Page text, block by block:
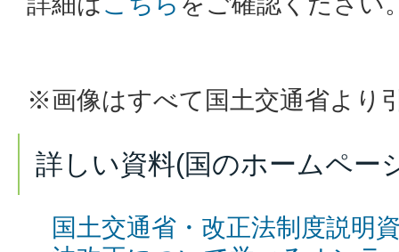
※画像はすべて国土交通省より
詳しい資料(国のホームペー
国土交通省・改正法制度説明